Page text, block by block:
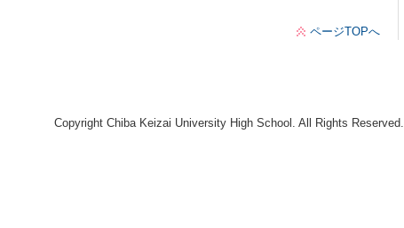
ページTOPへ
Copyright Chiba Keizai University High School. All Rights Reserved.